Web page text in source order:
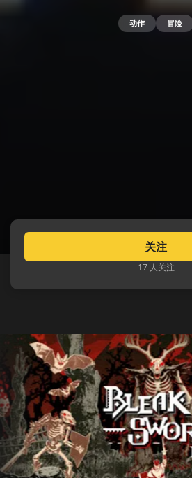
动作 冒险
关注
17 人关注